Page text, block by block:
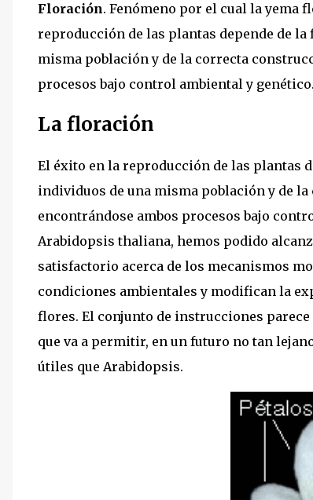
Floración. Fenómeno por el cual la yema
reproducción de las plantas depende de
misma población y de la correcta
procesos bajo control ambiental y genético.
La floración
El éxito en la reproducción de las plantas
individuos de una misma población y de
encontrándose ambos procesos bajo
Arabidopsis thaliana, hemos podido
satisfactorio acerca de los mecanismos
condiciones ambientales y modifican la
flores. El conjunto de instrucciones
que va a permitir, en un futuro no tan
útiles que Arabidopsis.